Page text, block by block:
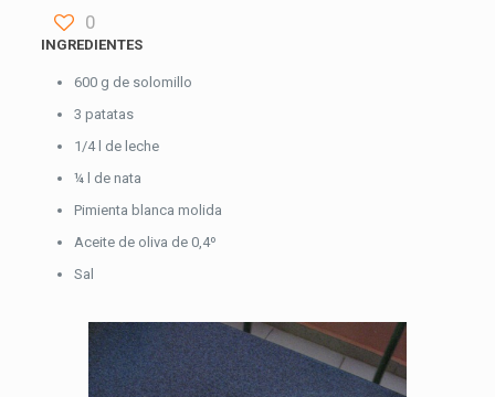
0
INGREDIENTES
600 g de solomillo
3 patatas
1/4 l de leche
¼ l de nata
Pimienta blanca molida
Aceite de oliva de 0,4º
Sal